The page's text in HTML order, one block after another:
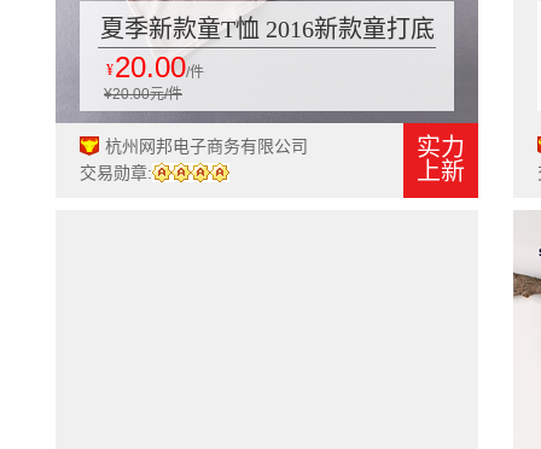
夏季新款童T恤 2016新款童打底
衫 夏季新品小童奶瓶童上衣批
发
¥20.00/件
¥20.00元/件
杭州网邦电子商务有限公司
交易勋章:
实力
上新